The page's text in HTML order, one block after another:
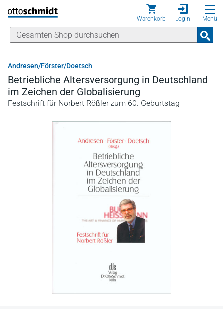
Direkt zum Inhalt
Warenkorb Login Menü
Andresen/Förster/Doetsch
Betriebliche Altersversorgung in Deutschland
im Zeichen der Globalisierung
Festschrift für Norbert Rößler zum 60. Geburtstag